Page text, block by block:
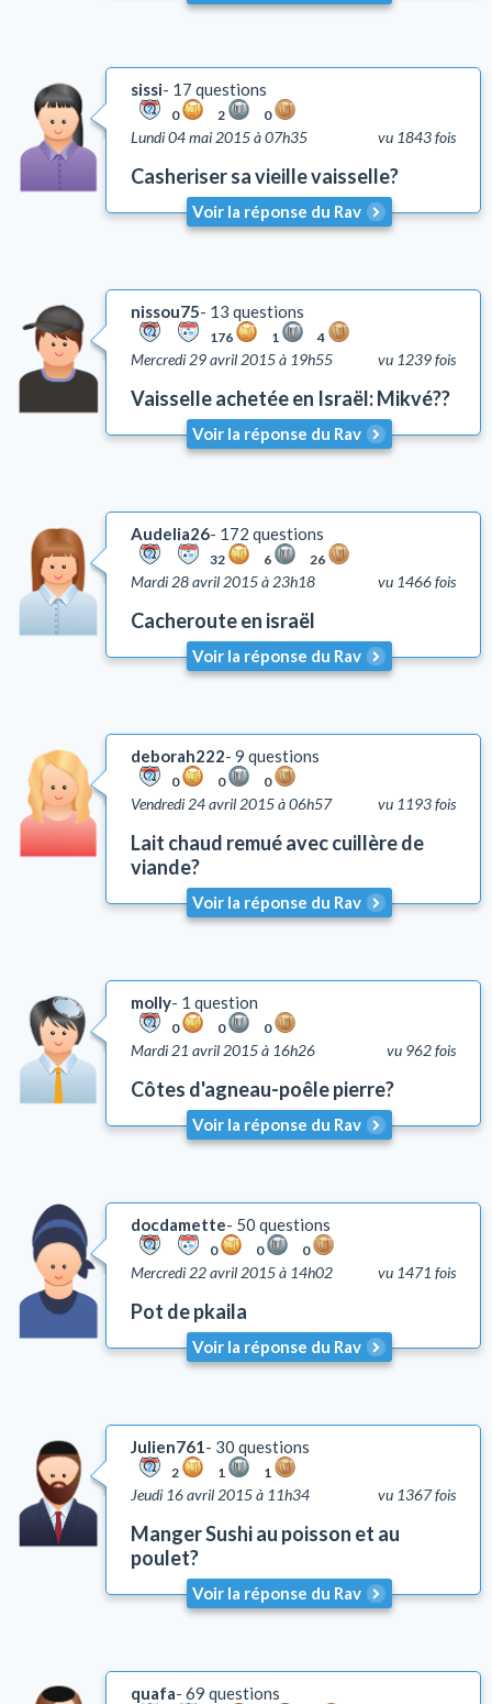
sissi 17 questions
0 2 0
vu 1843 fois
Lundi 04 mai 2015 à 07h35
Casheriser sa vieille vaisselle?
Voir la réponse du Rav
nissou75 13 questions
176 1 4
vu 1239 fois
Mercredi 29 avril 2015 à 19h55
Vaisselle achetée en Israël: Mikvé??
Voir la réponse du Rav
Audelia26 172 questions
32 6 26
vu 1466 fois
Mardi 28 avril 2015 à 23h18
Cacheroute en israël
Voir la réponse du Rav
deborah222 9 questions
0 0 0
vu 1193 fois
Vendredi 24 avril 2015 à 06h57
Lait chaud remué avec cuillère de
viande?
Voir la réponse du Rav
molly 1 question
0 0 0
vu 962 fois
Mardi 21 avril 2015 à 16h26
Côtes d'agneau-poêle pierre?
Voir la réponse du Rav
docdamette 50 questions
0 0 0
vu 1471 fois
Mercredi 22 avril 2015 à 14h02
Pot de pkaila
Voir la réponse du Rav
Julien761 30 questions
2 1 1
vu 1367 fois
Jeudi 16 avril 2015 à 11h34
Manger Sushi au poisson et au
poulet?
Voir la réponse du Rav
quafa 69 questions